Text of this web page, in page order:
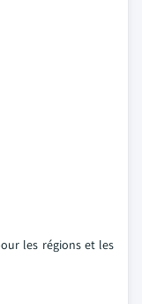
les régions et les